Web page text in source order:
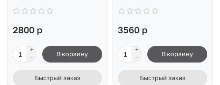
2800 р
В корзину
Быстрый заказ
3560 р
В корзину
Быстрый заказ